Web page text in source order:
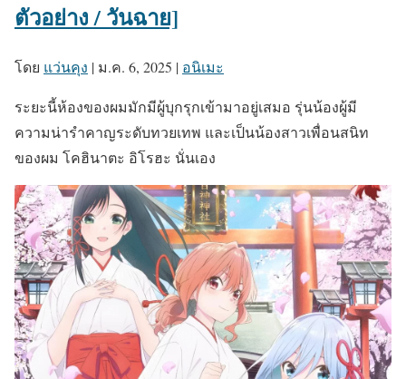
ตัวอย่าง / วันฉาย]
โดย แว่นคุง | ม.ค. 6, 2025 | อนิเมะ
ระยะนี้ห้องของผมมักมีผู้บุกรุกเข้ามาอยู่เสมอ รุ่นน้องผู้มี
ความน่ารำคาญระดับทวยเทพ และเป็นน้องสาวเพื่อนสนิท
ของผม โคฮินาตะ อิโรฮะ นั่นเอง